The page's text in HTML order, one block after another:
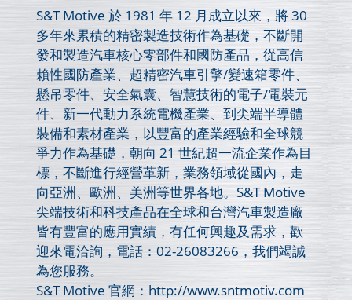
S&T Motive 於 1981 年 12 月成立以來，將 30
多年來累積的精密製造技術作為基礎，不斷開
發和製造汽車核心零部件和國防產品，從高信
賴性國防產業、超精密汽車引擎/變速箱零件、
懸吊零件、安全氣囊、智慧技術的電子/電裝元
件、新一代動力系統電機產業、到尖端半導體
裝備和素材產業，以豐富的產業經驗和全球競
爭力作為基礎，朝向 21 世紀超一流企業作為目
標，不斷進行經營革新，業務領域從國內，走
向亞洲、歐洲、美洲等世界各地。S&T Motive
尖端技術和科技產品在全球和台灣汽車製造廠
皆有豐富的應用實績，有任何興趣及需求，歡
迎來電洽詢，電話：02-26083266，我們竭誠
為您服務。
S&T Motive 官網：http://www.sntmotiv.com